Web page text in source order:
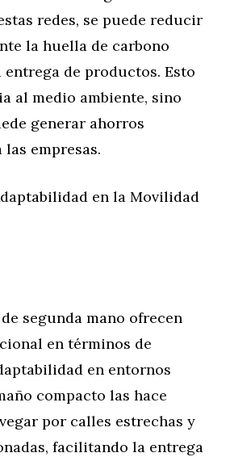
redes, se puede reducir
la huella de carbono
entrega de productos. Esto
al medio ambiente, sino
generar ahorros
empresas.
en la Movilidad
segunda mano ofrecen
en términos de
en entornos
compacto las hace
por calles estrechas y
facilitando la entrega